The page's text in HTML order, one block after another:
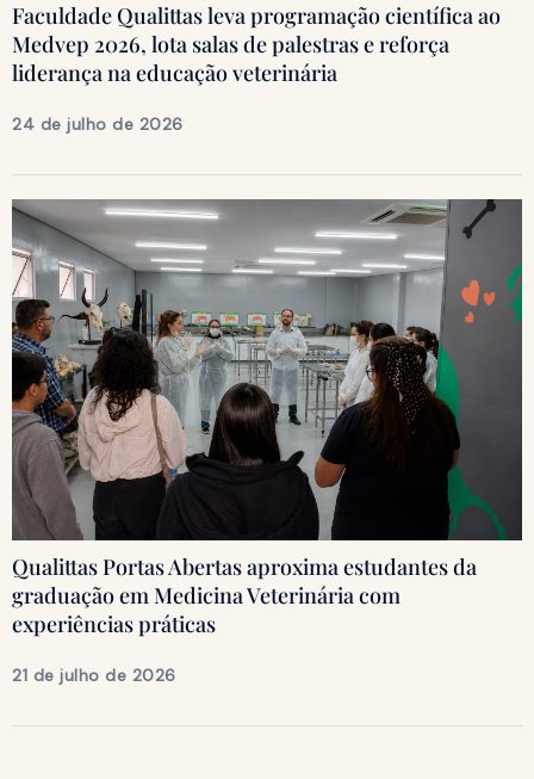
Faculdade Qualittas leva programação científica ao
Medvep 2026, lota salas de palestras e reforça
liderança na educação veterinária
24 de julho de 2026
Qualittas Portas Abertas aproxima estudantes da
graduação em Medicina Veterinária com
experiências práticas
21 de julho de 2026